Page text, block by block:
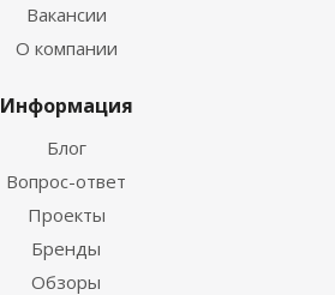
Вакансии
О компании
Информация
Блог
Вопрос-ответ
Проекты
Бренды
Обзоры